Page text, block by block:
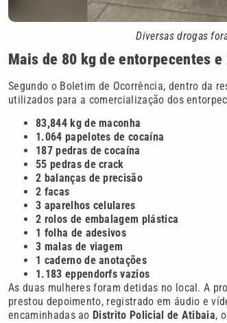
Diversas drogas
Mais de 80 kg de entorpecentes
Segundo o Boletim de Ocorrência, dentro da
utilizados para a comercialização dos
83,844 kg de maconha
1.064 papelotes de cocaína
187 pedras de cocaína
55 pedras de crack
2 balanças de precisão
2 facas
3 aparelhos celulares
2 rolos de embalagem plástica
1 folha de adesivos
3 malas de viagem
1 caderno de anotações
1.183 eppendorfs vazios
As duas mulheres foram detidas no local. A
prestou depoimento, registrado em áudio e
encaminhadas ao Distrito Policial de Atibaia,